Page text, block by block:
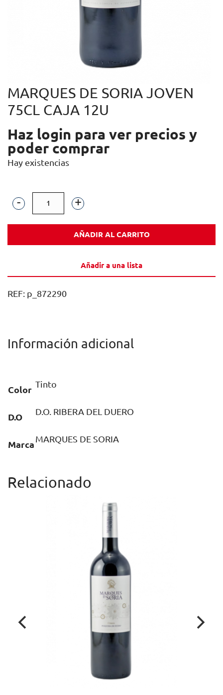
MARQUES DE SORIA JOVEN
75CL CAJA 12U
Haz login para ver precios y
poder comprar
Hay existencias
MARQUES
DE
12U
AÑADIR AL CARRITO
Añadir a una lista
REF: p_872290
Información adicional
Color
Tinto
D.O
D.O. RIBERA DEL DUERO
Marca
MARQUES DE SORIA
Relacionado